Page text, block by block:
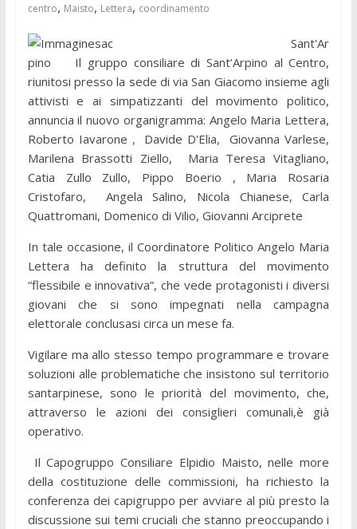
centro, Maisto, Lettera, coordinamento
Sant'Ar
pino Il gruppo consiliare di Sant’Arpino al Centro,
riunitosi presso la sede di via San Giacomo insieme agli
attivisti e ai simpatizzanti del movimento politico,
annuncia il nuovo organigramma: Angelo Maria Lettera,
Roberto Iavarone , Davide D'Elia, Giovanna Varlese,
Marilena Brassotti Ziello, Maria Teresa Vitagliano,
Catia Zullo Zullo, Pippo Boerio , Maria Rosaria
Cristofaro, Angela Salino, Nicola Chianese, Carla
Quattromani, Domenico di Vilio, Giovanni Arciprete
In tale occasione, il Coordinatore Politico Angelo Maria
Lettera ha definito la struttura del movimento
“flessibile e innovativa”, che vede protagonisti i diversi
giovani che si sono impegnati nella campagna
elettorale conclusasi circa un mese fa.
Vigilare ma allo stesso tempo programmare e trovare
soluzioni alle problematiche che insistono sul territorio
santarpinese, sono le priorità del movimento, che,
attraverso le azioni dei consiglieri comunali,è già
operativo.
Il Capogruppo Consiliare Elpidio Maisto, nelle more
della costituzione delle commissioni, ha richiesto la
conferenza dei capigruppo per avviare al più presto la
discussione sui temi cruciali che stanno preoccupando i